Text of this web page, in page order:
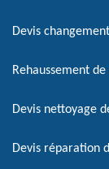
Devis
Rehaussement
Devis nettoyage
Devis réparation